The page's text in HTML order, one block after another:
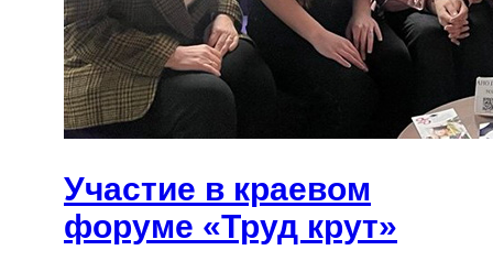
Участие в краевом
форуме «Труд крут»